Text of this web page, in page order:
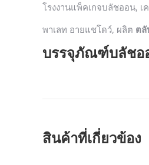
โรงงานแพ็คเกจบลัชออน, เ
พาเลท อายแชโดว์, ผลิต ตลั
บรรจุภัณฑ์บลัชอ
สินค้าที่เกี่ยวข้อง